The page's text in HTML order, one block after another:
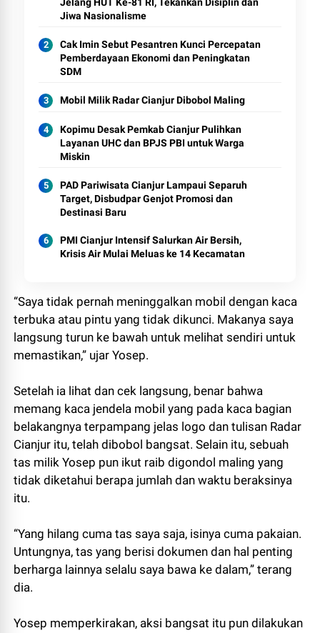
Jelang HUT Ke-81 RI, Tekankan Disiplin dan
Jiwa Nasionalisme
Cak Imin Sebut Pesantren Kunci Percepatan
Pemberdayaan Ekonomi dan Peningkatan
SDM
Mobil Milik Radar Cianjur Dibobol Maling
Kopimu Desak Pemkab Cianjur Pulihkan
Layanan UHC dan BPJS PBI untuk Warga
Miskin
PAD Pariwisata Cianjur Lampaui Separuh
Target, Disbudpar Genjot Promosi dan
Destinasi Baru
PMI Cianjur Intensif Salurkan Air Bersih,
Krisis Air Mulai Meluas ke 14 Kecamatan
“Saya tidak pernah meninggalkan mobil dengan kaca
terbuka atau pintu yang tidak dikunci. Makanya saya
langsung turun ke bawah untuk melihat sendiri untuk
memastikan,” ujar Yosep.
Setelah ia lihat dan cek langsung, benar bahwa
memang kaca jendela mobil yang pada kaca bagian
belakangnya terpampang jelas logo dan tulisan Radar
Cianjur itu, telah dibobol bangsat. Selain itu, sebuah
tas milik Yosep pun ikut raib digondol maling yang
tidak diketahui berapa jumlah dan waktu beraksinya
itu.
“Yang hilang cuma tas saya saja, isinya cuma pakaian.
Untungnya, tas yang berisi dokumen dan hal penting
berharga lainnya selalu saya bawa ke dalam,” terang
dia.
Yosep memperkirakan, aksi bangsat itu pun dilakukan